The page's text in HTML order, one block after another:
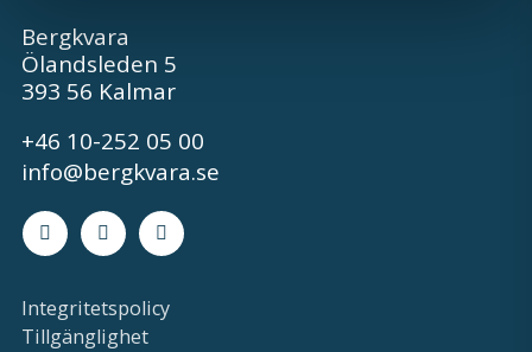
Bergkvara
Ölandsleden 5
393 56 Kalmar
+46 10-252 05 00
info@bergkvara.se
FacebookInstagram
Integritetspolicy
Tillgänglighet